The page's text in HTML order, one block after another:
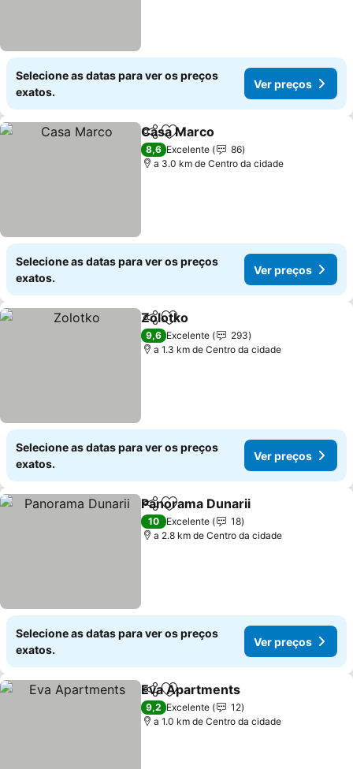
Selecione as datas para ver os preços
exatos.
Ver preços
PartilharAdicionar aos favoritos
Casa Marco
8,6 Excelente
86
a 3.0 km de Centro da cidade
Selecione as datas para ver os preços
exatos.
Ver preços
PartilharAdicionar aos favoritos
Zolotko
9,6 Excelente
293
a 1.3 km de Centro da cidade
Selecione as datas para ver os preços
exatos.
Ver preços
PartilharAdicionar aos favoritos
Panorama Dunarii
10 Excelente
18
a 2.8 km de Centro da cidade
Selecione as datas para ver os preços
exatos.
Ver preços
PartilharAdicionar aos favoritos
Eva Apartments
9,2 Excelente
12
a 1.0 km de Centro da cidade